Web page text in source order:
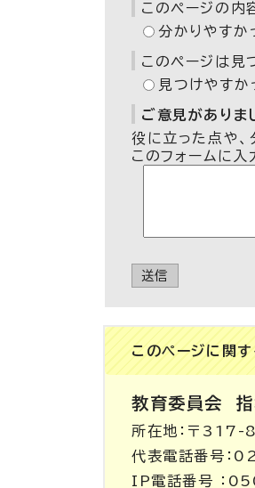
このページの内
分かりやすか
このページは見
見つけやすか
ご意見がありま
役に立った点や、
このフォームに入
送信
このページに関す
教育委員会
所在地：〒
代表電話番号
IP電話番号 ：